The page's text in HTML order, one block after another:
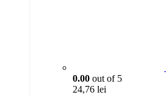
0.00 out of 5
24,76 lei